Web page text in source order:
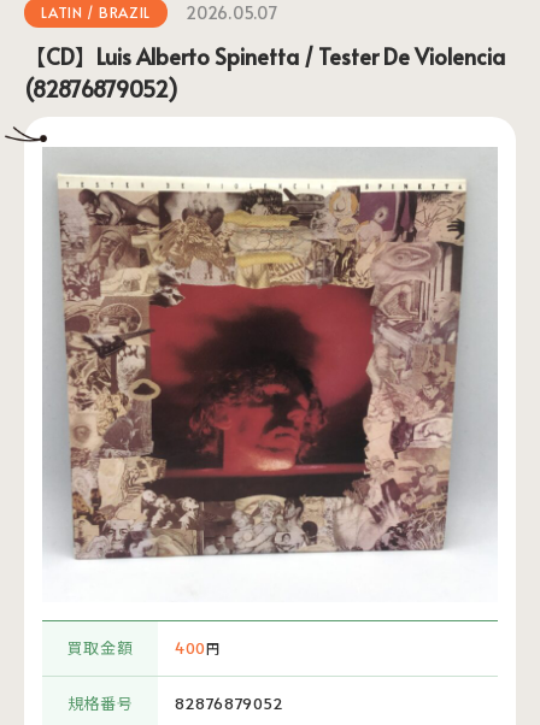
LATIN / BRAZIL 2026.05.07
【CD】Luis Alberto Spinetta / Tester De Violencia
(82876879052)
買取金額 400円
規格番号 82876879052